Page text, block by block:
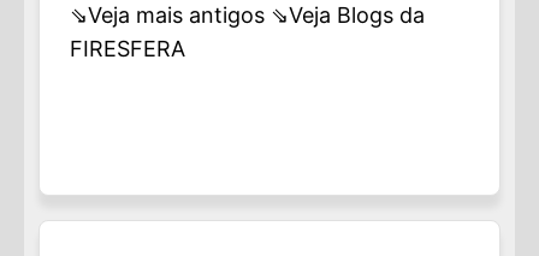
⇘Veja mais antigos ⇘Veja Blogs da
FIRESFERA